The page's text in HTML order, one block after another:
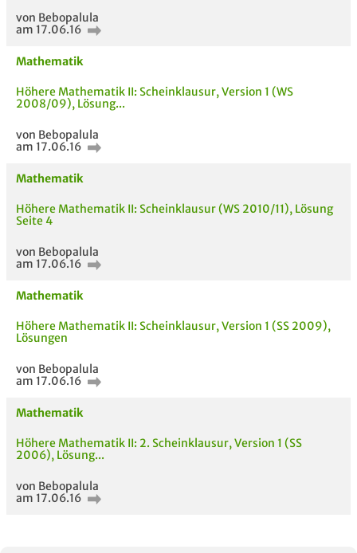
von Bebopalula
am 17.06.16
Mathematik
Höhere Mathematik II: Scheinklausur, Version 1 (WS
2008/09), Lösung...
von Bebopalula
am 17.06.16
Mathematik
Höhere Mathematik II: Scheinklausur (WS 2010/11), Lösung
Seite 4
von Bebopalula
am 17.06.16
Mathematik
Höhere Mathematik II: Scheinklausur, Version 1 (SS 2009),
Lösungen
von Bebopalula
am 17.06.16
Mathematik
Höhere Mathematik II: 2. Scheinklausur, Version 1 (SS
2006), Lösung...
von Bebopalula
am 17.06.16